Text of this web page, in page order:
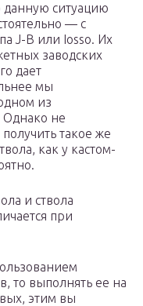
данную ситуацию
— с
J-B или Iosso. Их
заводских
дает
мы
из
не
такое же
как у кастом-
и ствола
при
то выполнять ее на
этим вы